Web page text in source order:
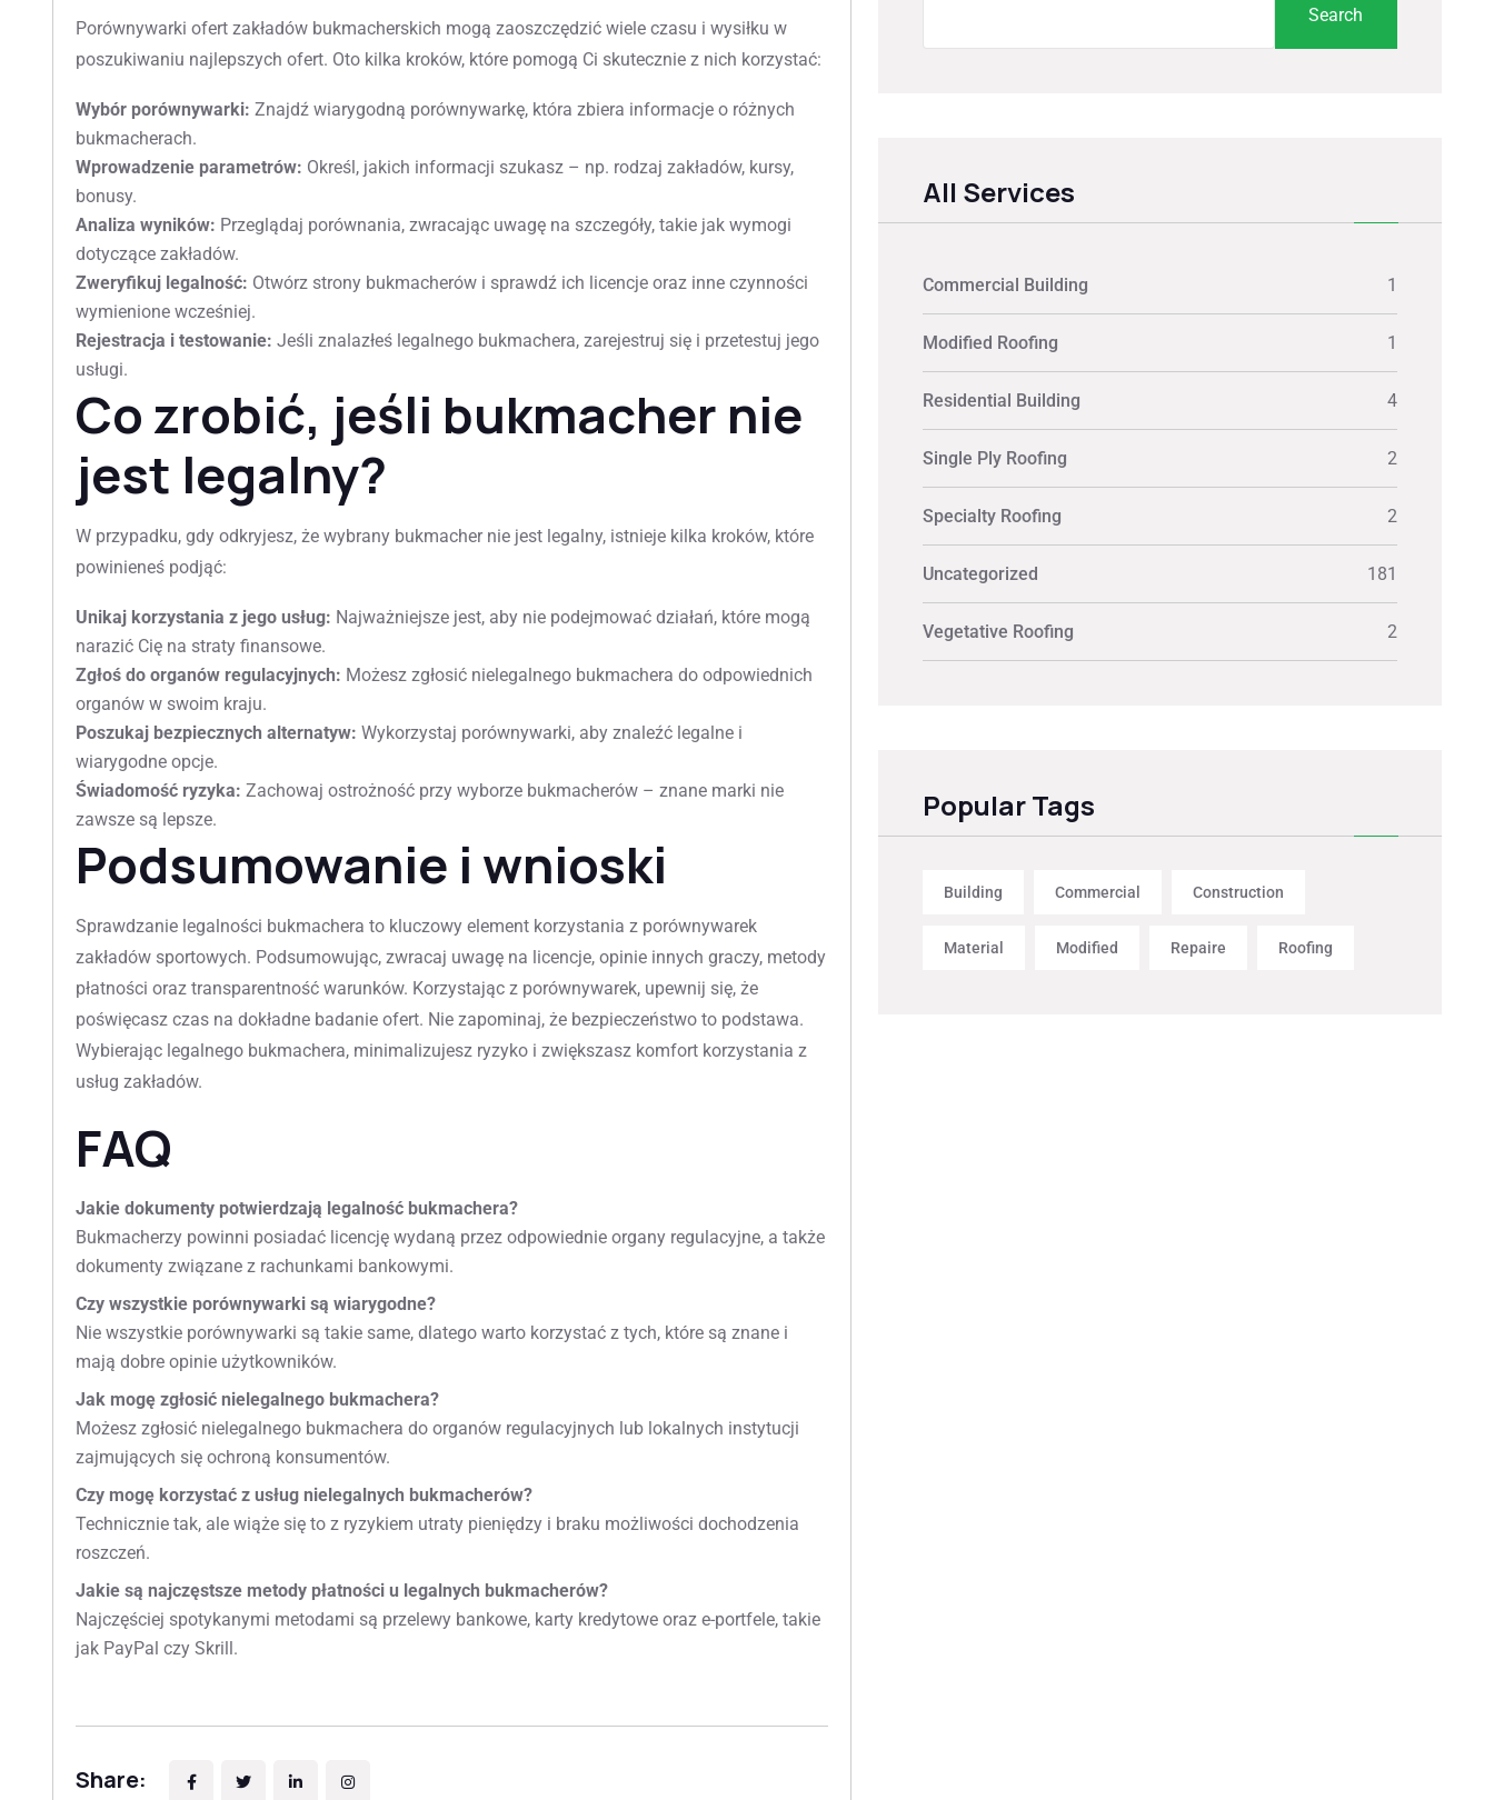
Porównywarki ofert zakładów bukmacherskich mogą zaoszczędzić wiele czasu i wysiłku w
poszukiwaniu najlepszych ofert. Oto kilka kroków, które pomogą Ci skutecznie z nich korzystać:
Wybór porównywarki: Znajdź wiarygodną porównywarkę, która zbiera informacje o różnych
bukmacherach.
Wprowadzenie parametrów: Określ, jakich informacji szukasz – np. rodzaj zakładów, kursy,
bonusy.
Analiza wyników: Przeglądaj porównania, zwracając uwagę na szczegóły, takie jak wymogi
dotyczące zakładów.
Zweryfikuj legalność: Otwórz strony bukmacherów i sprawdź ich licencje oraz inne czynności
wymienione wcześniej.
Rejestracja i testowanie: Jeśli znalazłeś legalnego bukmachera, zarejestruj się i przetestuj jego
usługi.
Co zrobić, jeśli bukmacher nie
jest legalny?
W przypadku, gdy odkryjesz, że wybrany bukmacher nie jest legalny, istnieje kilka kroków, które
powinieneś podjąć:
Unikaj korzystania z jego usług: Najważniejsze jest, aby nie podejmować działań, które mogą
narazić Cię na straty finansowe.
Zgłoś do organów regulacyjnych: Możesz zgłosić nielegalnego bukmachera do odpowiednich
organów w swoim kraju.
Poszukaj bezpiecznych alternatyw: Wykorzystaj porównywarki, aby znaleźć legalne i
wiarygodne opcje.
Świadomość ryzyka: Zachowaj ostrożność przy wyborze bukmacherów – znane marki nie
zawsze są lepsze.
Podsumowanie i wnioski
Sprawdzanie legalności bukmachera to kluczowy element korzystania z porównywarek
zakładów sportowych. Podsumowując, zwracaj uwagę na licencje, opinie innych graczy, metody
płatności oraz transparentność warunków. Korzystając z porównywarek, upewnij się, że
poświęcasz czas na dokładne badanie ofert. Nie zapominaj, że bezpieczeństwo to podstawa.
Wybierając legalnego bukmachera, minimalizujesz ryzyko i zwiększasz komfort korzystania z
usług zakładów.
FAQ
Jakie dokumenty potwierdzają legalność bukmachera?
Bukmacherzy powinni posiadać licencję wydaną przez odpowiednie organy regulacyjne, a także
dokumenty związane z rachunkami bankowymi.
Czy wszystkie porównywarki są wiarygodne?
Nie wszystkie porównywarki są takie same, dlatego warto korzystać z tych, które są znane i
mają dobre opinie użytkowników.
Jak mogę zgłosić nielegalnego bukmachera?
Możesz zgłosić nielegalnego bukmachera do organów regulacyjnych lub lokalnych instytucji
zajmujących się ochroną konsumentów.
Czy mogę korzystać z usług nielegalnych bukmacherów?
Technicznie tak, ale wiąże się to z ryzykiem utraty pieniędzy i braku możliwości dochodzenia
roszczeń.
Jakie są najczęstsze metody płatności u legalnych bukmacherów?
Najczęściej spotykanymi metodami są przelewy bankowe, karty kredytowe oraz e-portfele, takie
jak PayPal czy Skrill.
Share:
Search
All Services
Commercial Building 1
Modified Roofing 1
Residential Building 4
Single Ply Roofing 2
Specialty Roofing 2
Uncategorized 181
Vegetative Roofing 2
Popular Tags
Building Commercial Construction
Material Modified Repaire Roofing